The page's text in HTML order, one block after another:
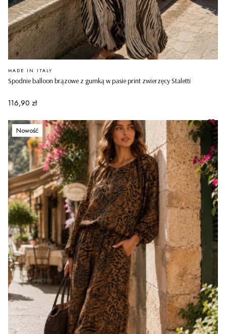
Spodnie balloon brązowe z gumką w pasie print zwierzęcy Staletti
PRODUCENT
MADE IN ITALY
Cena
116,90 zł
Nowość